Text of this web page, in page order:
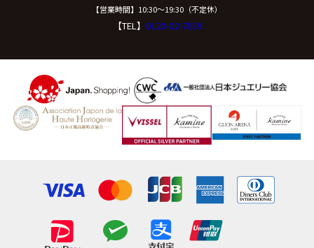
【営業時間】10:30〜19:30（不定休）
【TEL】 0120-02-7039